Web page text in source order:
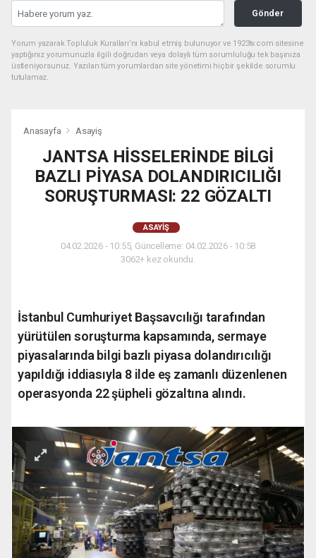
Gönder
Yorum yazarak Topluluk Kuralları’nı kabul etmiş bulunuyor ve 1923tv.com sitesine
yaptığınız yorumunuzla ilgili doğrudan veya dolaylı tüm sorumluluğu tek başınıza
üstleniyorsunuz. Yazılan tüm yorumlardan site yönetimi hiçbir şekilde sorumlu
tutulamaz.
Anasayfa Asayiş
JANTSA HİSSELERİNDE BİLGİ
BAZLI PİYASA DOLANDIRICILIĞI
SORUŞTURMASI: 22 GÖZALTI
ASAYIŞ
04.02.2026 - 10:55, Güncelleme: 04.02.2026 - 10:58
3062+ kez okundu.
İstanbul Cumhuriyet Başsavcılığı tarafından
yürütülen soruşturma kapsamında, sermaye
piyasalarında bilgi bazlı piyasa dolandırıcılığı
yapıldığı iddiasıyla 8 ilde eş zamanlı düzenlenen
operasyonda 22 şüpheli gözaltına alındı.